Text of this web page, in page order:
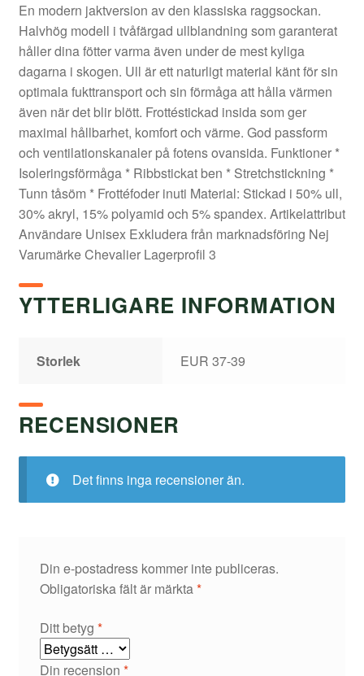
En modern jaktversion av den klassiska raggsockan.
Halvhög modell i tvåfärgad ullblandning som garanterat
håller dina fötter varma även under de mest kyliga
dagarna i skogen. Ull är ett naturligt material känt för sin
optimala fukttransport och sin förmåga att hålla värmen
även när det blir blött. Frottéstickad insida som ger
maximal hållbarhet, komfort och värme. God passform
och ventilationskanaler på fotens ovansida. Funktioner *
Isoleringsförmåga * Ribbstickat ben * Stretchstickning *
Tunn tåsöm * Frottéfoder inuti Material: Stickad i 50% ull,
30% akryl, 15% polyamid och 5% spandex. Artikelattribut
Användare Unisex Exkludera från marknadsföring Nej
Varumärke Chevalier Lagerprofil 3
YTTERLIGARE INFORMATION
Storlek EUR 37-39
RECENSIONER
Det finns inga recensioner än.
Din e-postadress kommer inte publiceras.
Obligatoriska fält är märkta*
Ditt betyg *
Din recension *